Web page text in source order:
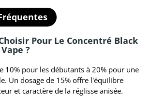
Pour Le Concentré Black
?
10% pour les débutants à 20% pour une
Un dosage de 15% offre l'équilibre
et caractère de la réglisse anisée.